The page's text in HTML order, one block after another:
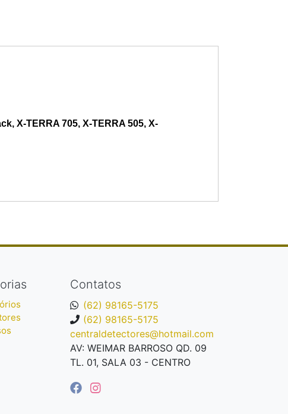
X-TERRA 705, X-TERRA 505, X-
Contatos
(62) 98165-5175
(62) 98165-5175
centraldetectores@hotmail.com
AV: WEIMAR BARROSO QD. 09
TL. 01, SALA 03 - CENTRO